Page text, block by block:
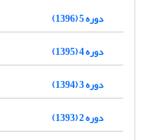
دوره 5 (1396)
دوره 4 (1395)
دوره 3 (1394)
دوره 2 (1393)